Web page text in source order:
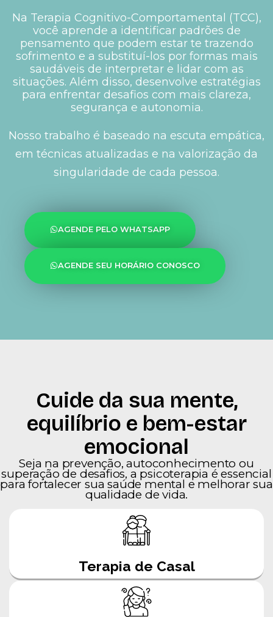
Na Terapia Cognitivo-Comportamental (TCC),
você aprende a identificar padrões de
pensamento que podem estar te trazendo
sofrimento e a substituí-los por formas mais
saudáveis de interpretar e lidar com as
situações. Além disso, desenvolve estratégias
para enfrentar desafios com mais clareza,
segurança e autonomia.
Nosso trabalho é baseado na escuta empática,
em técnicas atualizadas e na valorização da
singularidade de cada pessoa.
AGENDE PELO WHATSAPP
AGENDE SEU HORÁRIO CONOSCO
Cuide da sua mente,
equilíbrio e bem-estar
emocional
Seja na prevenção, autoconhecimento ou
superação de desafios, a psicoterapia é essencial
para fortalecer sua saúde mental e melhorar sua
qualidade de vida.
Terapia de Casal